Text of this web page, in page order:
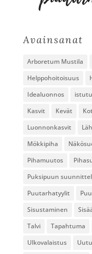
Avainsanat
Arboretum Mustila
Helppohoitoisuus
Idealuonnos
Kasvit
Kevät
Luonnonkasvit
Mökkipiha
Pihamuutos
Puksipuun
Puutarhatyylit
Sisustaminen
Talvi
Tapahtuma
Ulkovalaistus